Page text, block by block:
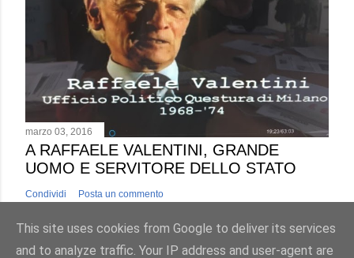
marzo 03, 2016
A RAFFAELE VALENTINI, GRANDE
UOMO E SERVITORE DELLO STATO
Condividi Posta un commento
This site uses cookies from Google to deliver its services
and to analyze traffic. Your IP address and user-agent are